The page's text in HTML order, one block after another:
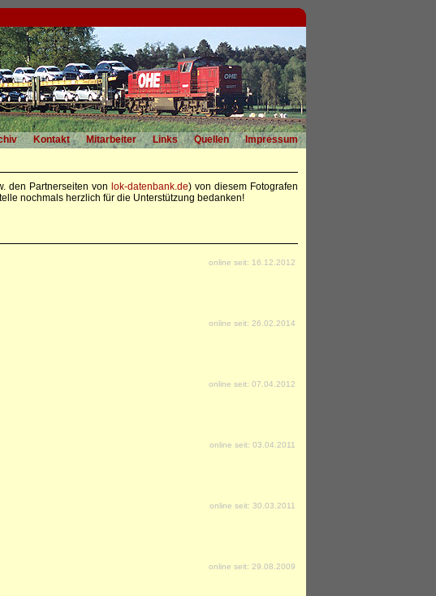
Kontakt Mitarbeiter Links Quellen
Impressum
den Partnerseiten von lok-datenbank.de) von diesem Fotografen
nochmals herzlich für die Unterstützung bedanken!
online seit: 16.12.2012
online seit: 26.02.2014
online seit: 07.04.2012
online seit: 03.04.2011
online seit: 30.03.2011
online seit: 29.08.2009